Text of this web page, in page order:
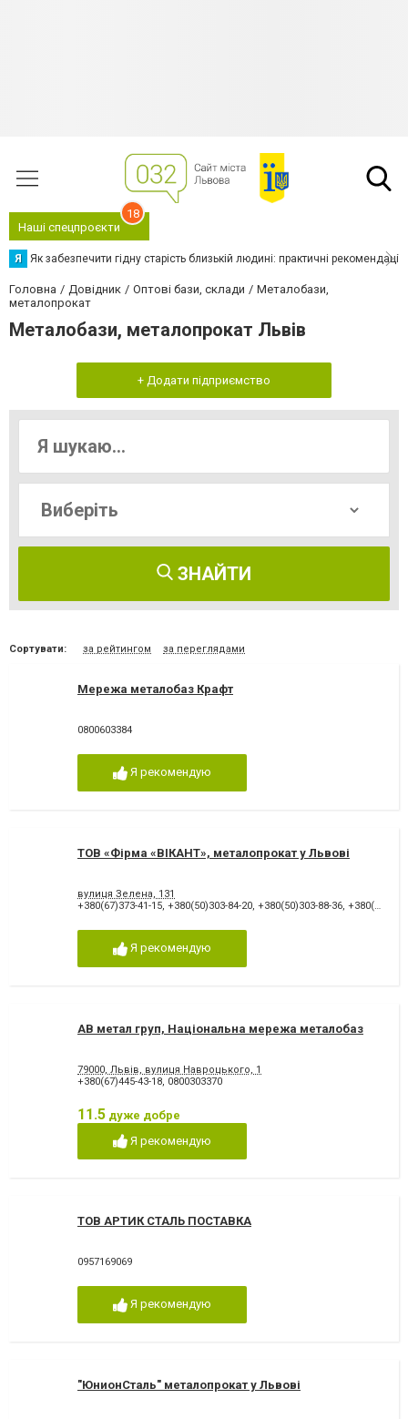
Наші спецпроєкти
18
Я Як забезпечити гідну старість близькій людині: практичні рекомендації
Головна Довідник Оптові бази, склади
Металобази,
металопрокат
Металобази, металопрокат Львів
+ Додати підприємство
ЗНАЙТИ
Сортувати: за рейтингом за переглядами
Мережа металобаз Крафт
0800603384
Я рекомендую
ТОВ «Фірма «ВІКАНТ», металопрокат у Львові
вулиця Зелена, 131
+380(67)373-41-15, +380(50)303-84-20, +380(50)303-88-36, +380(67)373-41-27
Я рекомендую
АВ метал груп, Національна мережа металобаз
79000, Львів, вулиця Навроцького, 1
+380(67)445-43-18, 0800303370
11.5 дуже добре
Я рекомендую
ТОВ АРТИК СТАЛЬ ПОСТАВКА
0957169069
Я рекомендую
"ЮнионСталь" металопрокат у Львові